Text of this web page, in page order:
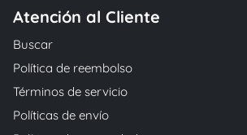
Atención al Cliente
Buscar
Política de reembolso
Términos de servicio
Políticas de envío